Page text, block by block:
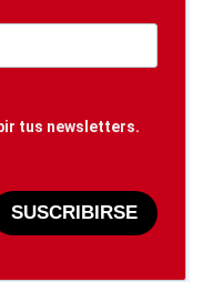
tus newsletters.
SUSCRIBIRSE